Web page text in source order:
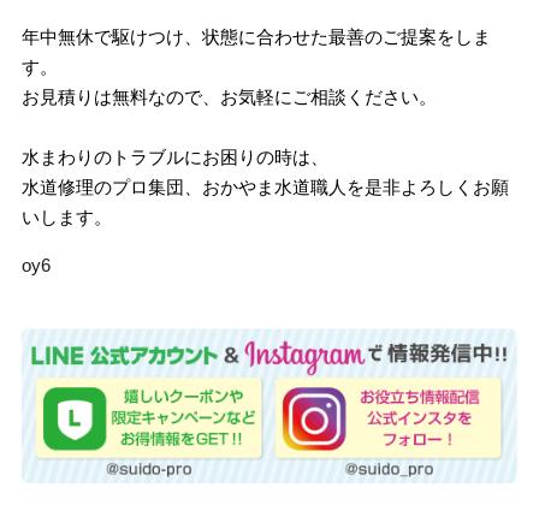
年中無休で駆けつけ、状態に合わせた最善のご提案をしま
す。
お見積りは無料なので、お気軽にご相談ください。
水まわりのトラブルにお困りの時は、
水道修理のプロ集団、おかやま水道職人を是非よろしくお願
いします。
oy6